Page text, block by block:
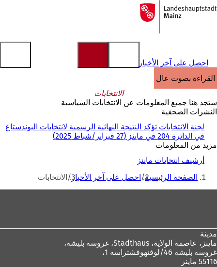
الانتقال إلى المحتوى
إلى
الصفحة
احصل على آخر الأخبار
القراءة بصوت عالٍ
الانتخابات
ستجد هنا جميع المعلومات عن الانتخابات السياسية
النشرات الصحفية
لجنة الانتخابات تؤكد النتيجة النهائية الرسمية لانتخابات البوندستاغ
في الدائرة 204 في ماينز (27 فبراير/شباط 2025)
مزيد من المعلومات
أرشيف انتخابات ماينز
أنت الصفحة الرئيسية احصل على آخر الأخبار الانتخابات
مدينة
ماينز، عاصمة الولاية،
غروسه بليشه 46/لوفنهوفشتراسه 1،
55116 ماينز